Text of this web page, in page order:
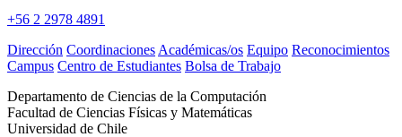
+56 2 2978 4891
Dirección Coordinaciones Académicas/os Equipo Reconocimientos
Campus Centro de Estudiantes Bolsa de Trabajo
Departamento de Ciencias de la Computación
Facultad de Ciencias Físicas y Matemáticas
Universidad de Chile